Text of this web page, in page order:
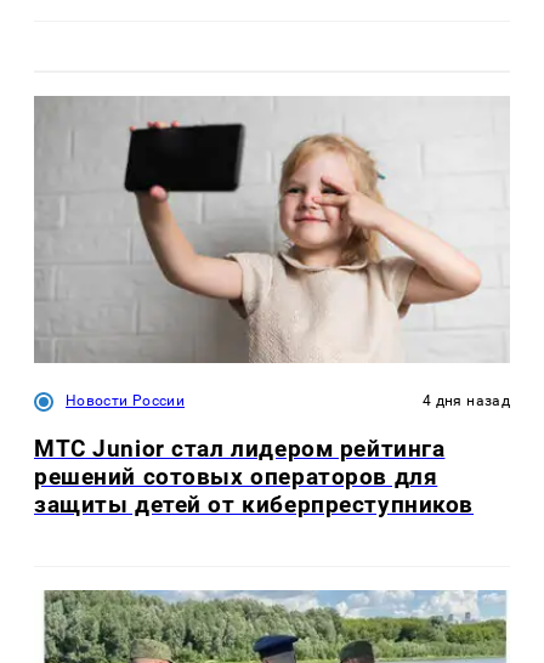
Новости России 4 дня назад
МТС Junior стал лидером рейтинга
решений сотовых операторов для
защиты детей от киберпреступников